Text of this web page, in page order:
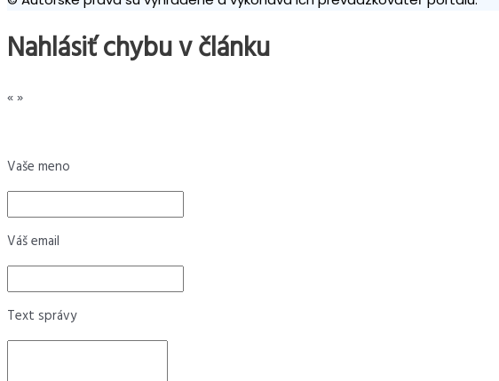
Nahlásiť chybu v článku
«»
Vaše meno
Váš email
Text správy